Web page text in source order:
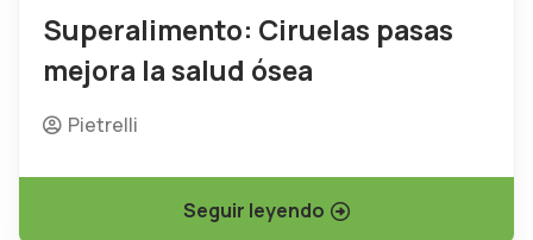
Superalimento: Ciruelas pasas
mejora la salud ósea
Pietrelli
Seguir leyendo